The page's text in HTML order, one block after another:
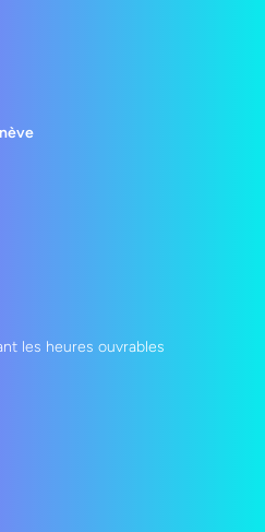
les heures ouvrables